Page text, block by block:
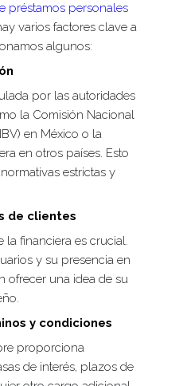
préstamos personales
varios factores clave a
algunos:
por las autoridades
la Comisión Nacional
en México o la
en otros países. Esto
estrictas y
de clientes
la financiera es crucial.
y su presencia en
ofrecer una idea de su
y condiciones
proporciona
de interés, plazos de